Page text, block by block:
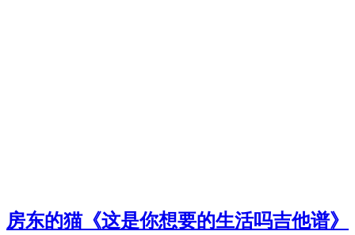
房东的猫《这是你想要的生活吗吉他谱》